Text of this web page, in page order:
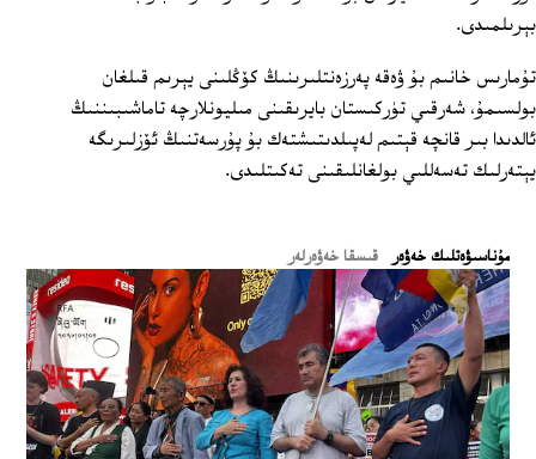
بېرىلمىدى.
تۇمارىس خانىم بۇ ۋەقە پەرزەنتلىرىنىڭ كۆڭلىنى يېرىم قىلغان
بولسىمۇ، شەرقىي تۈركىستان بايرىقىنى مىليونلارچە تاماشىبىننىڭ
ئالدىدا بىر قانچە قېتىم لەپىلدىتىشتەك بۇ پۇرسەتنىڭ ئۆزلىرىگە
يېتەرلىك تەسەللىي بولغانلىقىنى تەكىتلىدى.
ﻣﯘﻧﺎﺳﯩﯟﻩﺗﻠﯩﻚ ﺧﻪﯞﻩﺭ قىسقا خەۋەرلەر